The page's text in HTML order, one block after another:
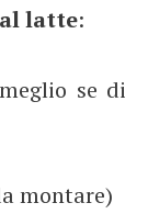
latte:
se di
montare)